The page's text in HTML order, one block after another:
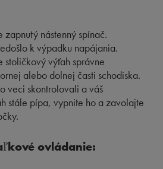
zapnutý nástenný spínač.
k výpadku napájania.
stoličkový výťah správne
alebo dolnej časti schodiska.
veci skontrolovali a váš
stále pípa, vypnite ho a zavolajte
ovládanie: